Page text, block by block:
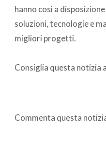
hanno così a
soluzioni, tecnologie e
migliori progetti.
Consiglia questa notizia
Commenta questa